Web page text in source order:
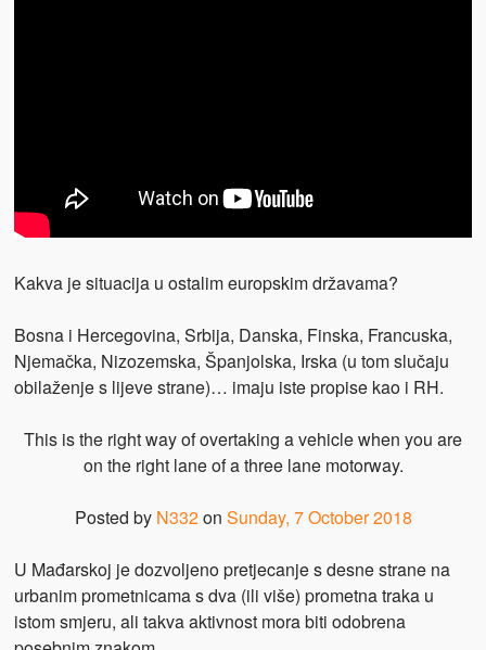
Kakva je situacija u ostalim europskim državama?
Bosna i Hercegovina, Srbija, Danska, Finska, Francuska,
Njemačka, Nizozemska, Španjolska, Irska (u tom slučaju
obilaženje s lijeve strane)… imaju iste propise kao i RH.
This is the right way of overtaking a vehicle when you are
on the right lane of a three lane motorway.
Posted by N332on Sunday, 7 October 2018
U Mađarskoj je dozvoljeno pretjecanje s desne strane na
urbanim prometnicama s dva (ili više) prometna traka u
istom smjeru, ali takva aktivnost mora biti odobrena